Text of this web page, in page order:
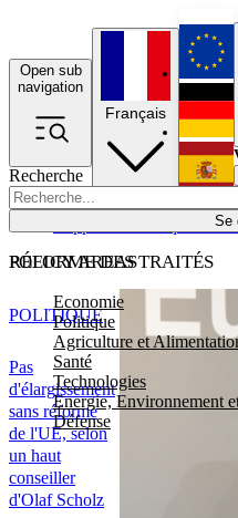
Open sub
navigation
Recherche
Se
POLICY AREAS
Economie
Politique
Agriculture et
Santé
Technologies
Energie, Environnement
Défense
Français
RÉFORME DES TRAITÉS
Pas
d'élargissement
sans réforme
de l'UE, selon
un haut
conseiller
d'Olaf Scholz
POLITIQUE